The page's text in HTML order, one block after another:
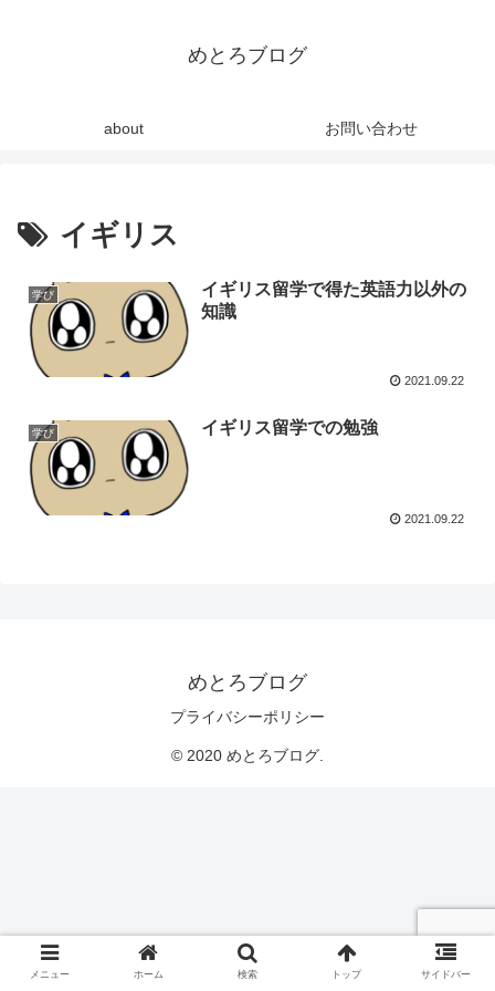
めとろブログ
about お問い合わせ
イギリス
学び
イギリス留学で得た英語力以外の
知識
2021.09.22
学び イギリス留学での勉強
2021.09.22
めとろブログ
プライバシーポリシー
© 2020 めとろブログ.
メニュー ホーム 検索 トップ サイドバー